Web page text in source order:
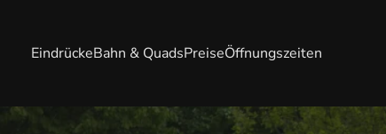
EindrückeBahn & QuadsPreiseÖffnungszeiten